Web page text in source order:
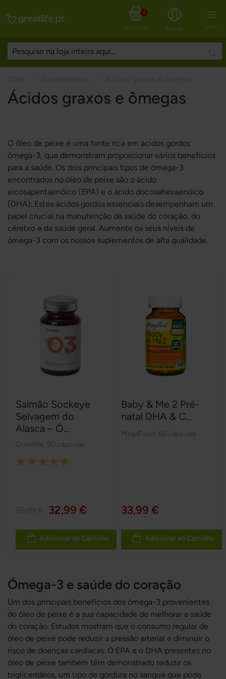
MENU
ENTRAR
MEU CARRINHO
0
Ácidos graxos e ômegas
O óleo de peixe é uma fonte rica em ácidos gordos
ómega-3, que demonstram proporcionar vários benefícios
para a saúde. Os dois principais tipos de ómega-3
encontrados no óleo de peixe são o ácido
eicosapentaenóico (EPA) e o ácido docosahexaenóico
(DHA). Estes ácidos gordos essenciais desempenham um
papel crucial na manutenção da saúde do coração, do
cérebro e da saúde geral. Aumente os seus níveis de
ómega-3 com os nossos suplementos de alta qualidade.
Salmão Sockeye
Selvagem do
Alasca – Ó...
Greatlife 90 cápsulas
Rating:
32,99 €
Adicionar ao Carrinho
Baby & Me 2 Pré-
natal DHA & C...
MegaFood 60 cápsulas
33,99 €
Adicionar ao Carrinho
Ómega-3 e saúde do coração
Um dos principais benefícios dos ómega-3 provenientes
do óleo de peixe é a sua capacidade de melhorar a saúde
do coração. Estudos mostram que o consumo regular de
óleo de peixe pode reduzir a pressão arterial e diminuir o
risco de doenças cardíacas. O EPA e o DHA presentes no
óleo de peixe também têm demonstrado reduzir os
triglicerídeos, um tipo de gordura no sangue que pode